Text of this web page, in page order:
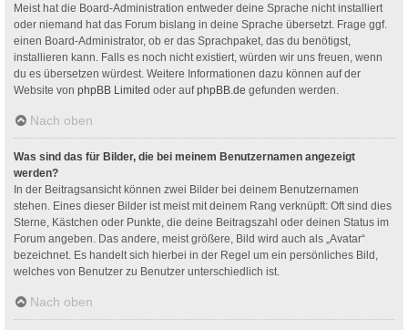
Meist hat die Board-Administration entweder deine Sprache nicht installiert
oder niemand hat das Forum bislang in deine Sprache übersetzt. Frage ggf.
einen Board-Administrator, ob er das Sprachpaket, das du benötigst,
installieren kann. Falls es noch nicht existiert, würden wir uns freuen, wenn
du es übersetzen würdest. Weitere Informationen dazu können auf der
Website von phpBB Limited oder aufphpBB.de gefunden werden.
Nach oben
Was sind das für Bilder, die bei meinem Benutzernamen angezeigt
werden?
In der Beitragsansicht können zwei Bilder bei deinem Benutzernamen
stehen. Eines dieser Bilder ist meist mit deinem Rang verknüpft: Oft sind dies
Sterne, Kästchen oder Punkte, die deine Beitragszahl oder deinen Status im
Forum angeben. Das andere, meist größere, Bild wird auch als „Avatar“
bezeichnet. Es handelt sich hierbei in der Regel um ein persönliches Bild,
welches von Benutzer zu Benutzer unterschiedlich ist.
Nach oben